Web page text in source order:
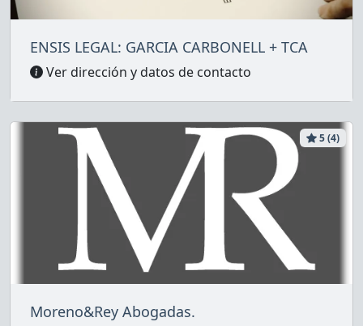
ENSIS LEGAL: GARCIA CARBONELL + TCA
Ver dirección y datos de contacto
5 (4)
Moreno&Rey Abogadas.